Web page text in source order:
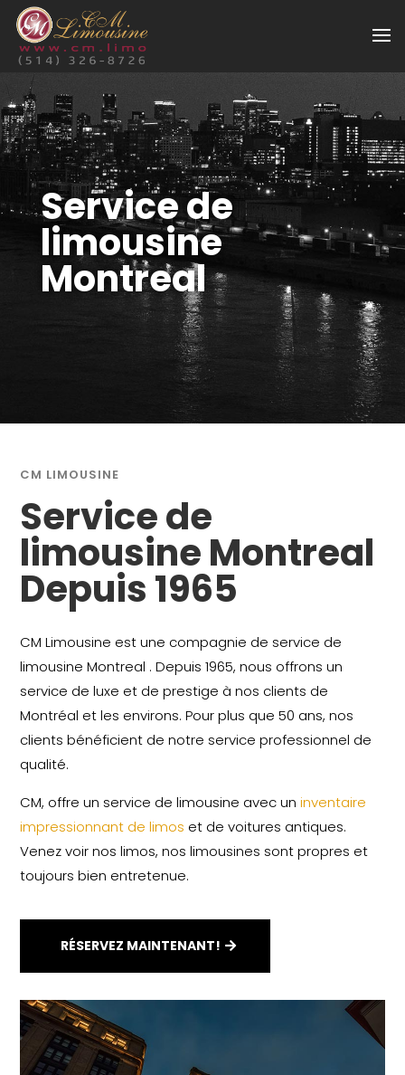
Service de
limousine
Montreal
CM LIMOUSINE
Service de
limousine Montreal
Depuis 1965
CM Limousine est une compagnie de service de
limousine Montreal . Depuis 1965, nous offrons un
service de luxe et de prestige à nos clients de
Montréal et les environs. Pour plus que 50 ans, nos
clients bénéficient de notre service professionnel de
qualité.
CM, offre un service de limousine avec uninventaire
impressionnant de limos et de voitures antiques.
Venez voir nos limos, nos limousines sont propres et
toujours bien entretenue.
RÉSERVEZ MAINTENANT!